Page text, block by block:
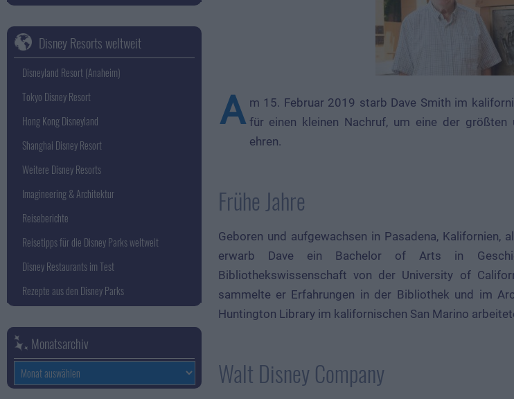
A m 15. Februar 2019 starb Dave Smith im
für einen kleinen Nachruf, um eine der größten
ehren.
Frühe Jahre
Geboren und aufgewachsen in Pasadena, Kalifornien,
erwarb Dave ein Bachelor of Arts in
Bibliothekswissenschaft von der University of
sammelte er Erfahrungen in der Bibliothek und im
Huntington Library im kalifornischen San Marino
Walt Disney Company
Disney Resorts weltweit
Disneyland Resort (Anaheim)
Tokyo Disney Resort
Hong Kong Disneyland
Shanghai Disney Resort
Weitere Disney Resorts
Imagineering & Architektur
Reiseberichte
Reisetipps für die Disney Parks weltweit
Disney Restaurants im Test
Rezepte aus den Disney Parks
Monatsarchiv
Monatsarchiv